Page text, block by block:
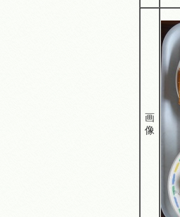
画
像